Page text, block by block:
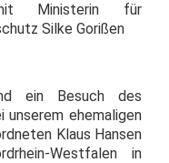
Ministerin für
Silke Gorißen
ein Besuch des
unserem ehemaligen
Klaus Hansen
Westfalen in